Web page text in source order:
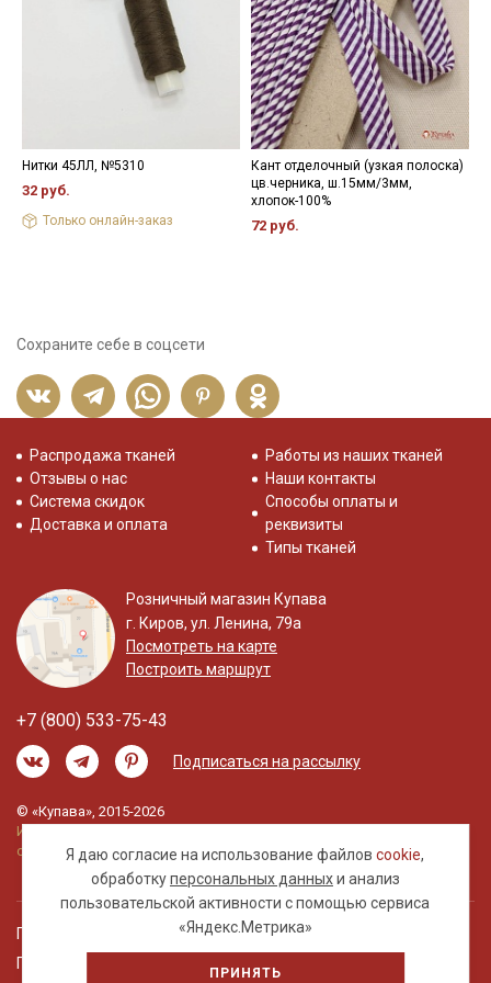
- максимальная температура стирки до 40 С, без отжима,
- противопоказано применение отбеливателей.
Цветопередача (тон) может отличаться от оригинального
цвета ткани в зависимости от настроек вашего монитора и в
Нитки 45ЛЛ, №5310
32 руб.
Только онлайн-заказ
Кант отделочный (узкая полоска)
цв.черника, ш.15мм/3мм,
хлопок-100%
72 руб.
Сохраните себе в соцсети
Я даю согласие на использование файловcookie,
обработкуперсональных данныхи анализ
пользовательской активности с помощью сервиса
«Яндекс.Метрика»
ПРИНЯТЬ
Распродажа тканей
Отзывы о нас
Система скидок
Доставка и оплата
Работы из наших тканей
Наши контакты
Способы оплаты и
реквизиты
Типы тканей
Розничный магазин Купава
г. Киров, ул. Ленина, 79а
Посмотреть на карте
Построить маршрут
+7 (800) 533-75-43
Подписаться на рассылку
© «Купава», 2015-2026
Информация на сайте не является публичной
офертой.
Правовая информация
Политика обработки персональных данных